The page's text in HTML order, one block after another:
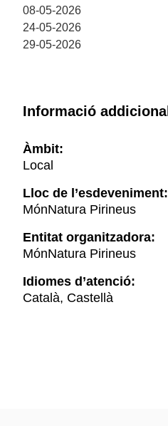
08-05-2026
24-05-2026
29-05-2026
Informació addicional
Àmbit:
Local
Lloc de l’esdeveniment:
MónNatura Pirineus
Entitat organitzadora:
MónNatura Pirineus
Idiomes d’atenció:
Català, Castellà